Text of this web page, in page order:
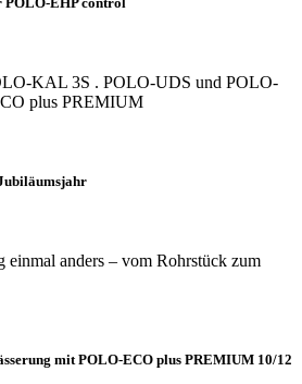
KAL 3S . POLO-UDS und POLO-
plus PREMIUM
einmal anders – vom Rohrstück zum
mit POLO-ECO plus PREMIUM 10/12